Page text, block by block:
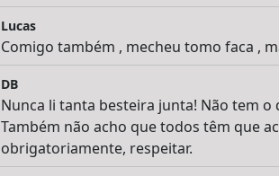
Lucas
Comigo também , mecheu tomo faca ,
DB
Nunca li tanta besteira junta! Não tem o
Também não acho que todos têm que
obrigatoriamente, respeitar.